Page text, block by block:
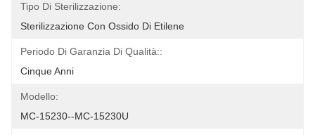
Tipo Di Sterilizzazione:
Sterilizzazione Con Ossido Di Etilene
Periodo Di Garanzia Di Qualità::
Cinque Anni
Modello:
MC-15230--MC-15230U